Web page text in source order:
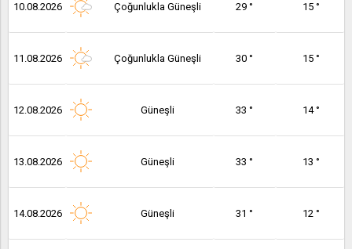
10.08.2026 Çoğunlukla Güneşli 29 ° 15 °
11.08.2026 Çoğunlukla Güneşli 30 ° 15 °
12.08.2026 Güneşli 33 ° 14 °
13.08.2026 Güneşli 33 ° 13 °
14.08.2026 Güneşli 31 ° 12 °